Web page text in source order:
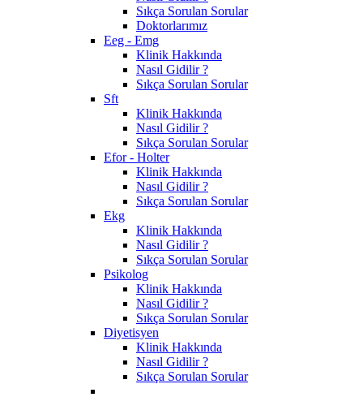
Sıkça Sorulan Sorular
Doktorlarımız
Eeg - Emg
Klinik Hakkında
Nasıl Gidilir ?
Sıkça Sorulan Sorular
Sft
Klinik Hakkında
Nasıl Gidilir ?
Sıkça Sorulan Sorular
Efor - Holter
Klinik Hakkında
Nasıl Gidilir ?
Sıkça Sorulan Sorular
Ekg
Klinik Hakkında
Nasıl Gidilir ?
Sıkça Sorulan Sorular
Psikolog
Klinik Hakkında
Nasıl Gidilir ?
Sıkça Sorulan Sorular
Diyetisyen
Klinik Hakkında
Nasıl Gidilir ?
Sıkça Sorulan Sorular